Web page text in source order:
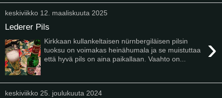
keskiviikko 12. maaliskuuta 2025
Lederer Pils
›
Kirkkaan kullankeltaisen nürnbergiläisen pilsin
tuoksu on voimakas heinähumala ja se muistuttaa
että hyvä pils on aina paikallaan. Vaahto on...
keskiviikko 25. joulukuuta 2024